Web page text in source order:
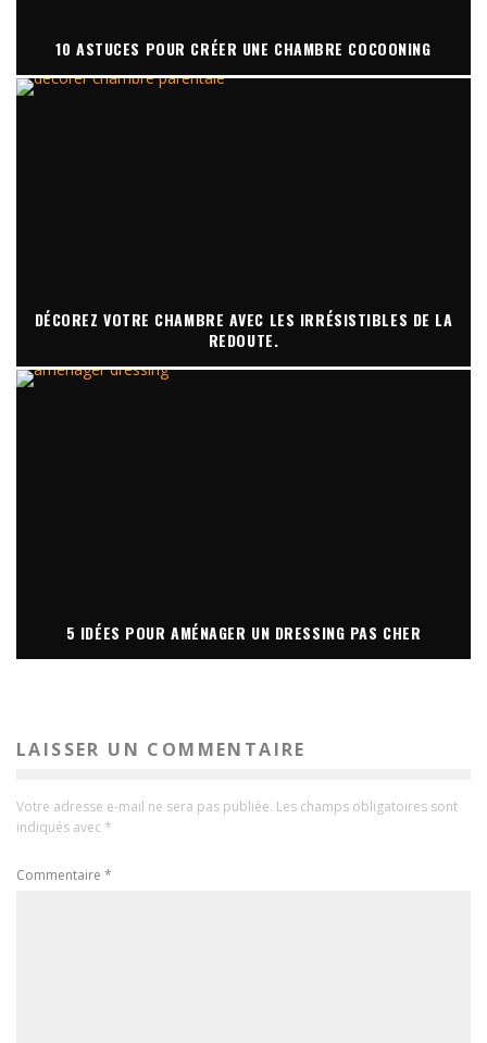
10 ASTUCES POUR CRÉER UNE CHAMBRE COCOONING
DÉCOREZ VOTRE CHAMBRE AVEC LES IRRÉSISTIBLES DE LA
REDOUTE.
5 IDÉES POUR AMÉNAGER UN DRESSING PAS CHER
LAISSER UN COMMENTAIRE
Votre adresse e-mail ne sera pas publiée. Les champs obligatoires sont
indiqués avec *
Commentaire *